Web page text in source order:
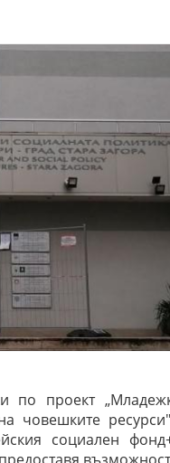
по проект
човешките
социален